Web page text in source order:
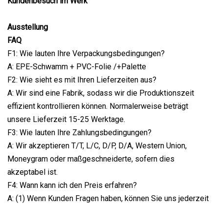
Ausstellung
FAQ
F1: Wie lauten Ihre Verpackungsbedingungen?
A: EPE-Schwamm + PVC-Folie /+Palette
F2: Wie sieht es mit Ihren Lieferzeiten aus?
A: Wir sind eine Fabrik, sodass wir die Produktionszeit
effizient kontrollieren können. Normalerweise beträgt
unsere Lieferzeit 15-25 Werktage.
F3: Wie lauten Ihre Zahlungsbedingungen?
A: Wir akzeptieren T/T, L/C, D/P, D/A, Western Union,
Moneygram oder maßgeschneiderte, sofern dies
akzeptabel ist.
F4: Wann kann ich den Preis erfahren?
A: (1) Wenn Kunden Fragen haben, können Sie uns jederzeit